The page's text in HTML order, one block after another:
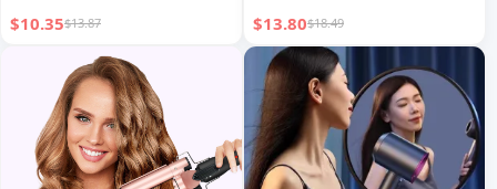
Beard Trimmer & Electric
Rechargeable 8 Piece Barber
Hair Cutting Kit LED Display
Men s Grooming Kit
$10.35$13.87
Professional, Beard Trimmer
Kits & Sets, Electric Shavers,
Hair Clippers & Trimmer
Ceramic T-Blade, for Barber,
for Gifts
$13.80$18.49